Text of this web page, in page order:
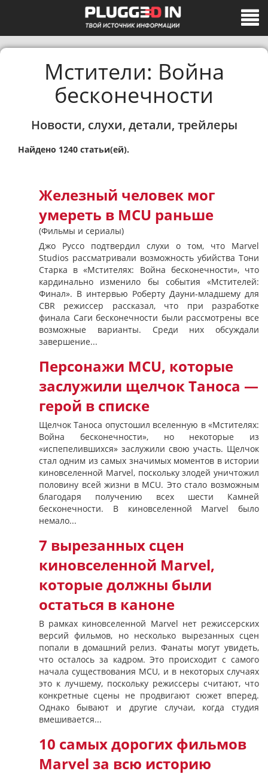
Мстители: Война
бесконечности
Новости, слухи, детали, трейлеры
Найдено 1240 статьи(ей).
Железный человек мог
умереть в MCU раньше
(Фильмы и сериалы)
Джо Руссо подтвердил слухи о том, что Marvel
Studios рассматривали возможность убийства Тони
Старка в «Мстителях: Война бесконечности», что
кардинально изменило бы события «Мстителей:
Финал». В интервью Роберту Дауни-младшему для
CBR режиссер рассказал, что при разработке
финала Саги бесконечности были рассмотрены все
возможные варианты. Среди них обсуждали
завершение...
Персонажи MCU, которые
заслужили щелчок Таноса —
герой в списке
Щелчок Таноса опустошил вселенную в «Мстителях:
Война бесконечности», но некоторые из
«испепелившихся» заслужили свою участь. Щелчок
стал одним из самых значимых моментов в истории
киновселенной Marvel, поскольку злодей уничтожил
половину всей жизни в MCU. Это стало возможным
благодаря получению всех шести Камней
бесконечности. В киновселенной Marvel было
немало...
7 вырезанных сцен
киновселенной Marvel,
которые должны были
остаться в каноне
В рамках киновселенной Marvel нет режиссерских
версий фильмов, но несколько вырезанных сцен
попали в домашний релиз. Фанаты могут увидеть,
что осталось за кадром. Это происходит с самого
начала существования MCU, и в некоторых случаях
это к лучшему, поскольку режиссеры считают, что
конкретные сцены не продвигают сюжет вперед.
Однако бывают и другие случаи, когда студия
вмешивается...
10 самых дорогих фильмов
Marvel за всю историю